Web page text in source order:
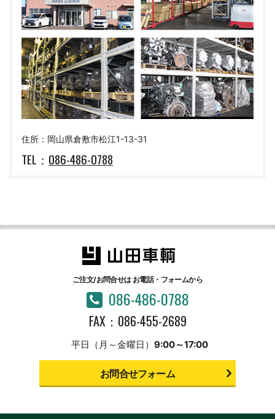
住所：岡山県倉敷市松江1-13-31
TEL： 086-486-0788
ご注文/お問合せはお電話・フォームから
086-486-0788
FAX：086-455-2689
平日（月～金曜日） 9:00～17:00
お問合せフォーム